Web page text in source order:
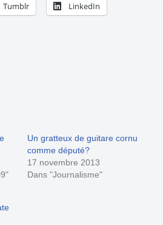
Tumblr LinkedIn
Un gratteux de guitare cornu
comme député?
17 novembre 2013
Dans "Journalisme"